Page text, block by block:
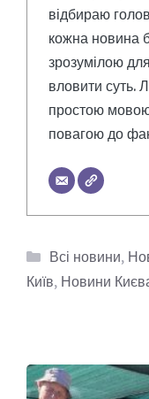
відбираю
кожна новина
зрозумілою
вловити суть.
простою
повагою до
Категорії
Всі новини,
Київ, Новини